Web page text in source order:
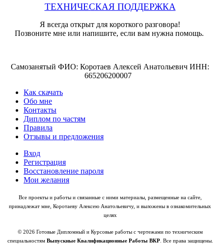
ТЕХНИЧЕСКАЯ ПОДДЕРЖКА
Я всегда открыт для короткого разговора!
Позвоните мне или напишите, если вам нужна помощь.
Самозанятый ФИО: Коротаев Алексей Анатольевич ИНН:
665206200007
Как скачать
Обо мне
Контакты
Диплом по частям
Правила
Отзывы и предложения
Вход
Регистрация
Восстановление пароля
Мои желания
Все проекты и работы и связанные с ними материалы, размещенные на сайте,
принадлежат мне, Коротаеву Алексею Анатольевичу, и выложены в ознакомительных
целях
© 2026 Готовые Дипломный и Курсовые работы с чертежами по техническим
специальностям Выпускные Квалификационные Работы ВКР. Все права защищены.